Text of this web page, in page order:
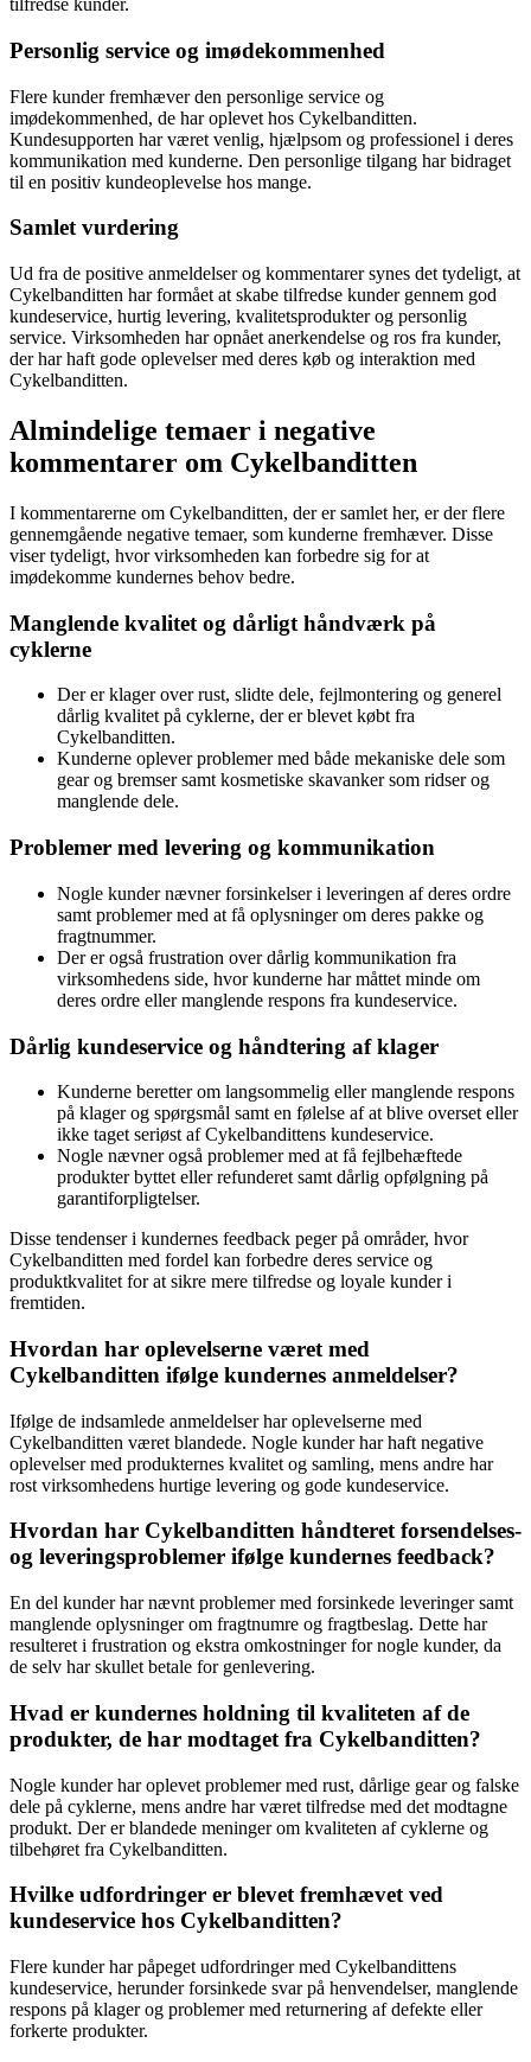
tilfredse kunder.
Personlig service og imødekommenhed
Flere kunder fremhæver den personlige service og
imødekommenhed, de har oplevet hos Cykelbanditten.
Kundesupporten har været venlig, hjælpsom og professionel i deres
kommunikation med kunderne. Den personlige tilgang har bidraget
til en positiv kundeoplevelse hos mange.
Samlet vurdering
Ud fra de positive anmeldelser og kommentarer synes det tydeligt, at
Cykelbanditten har formået at skabe tilfredse kunder gennem god
kundeservice, hurtig levering, kvalitetsprodukter og personlig
service. Virksomheden har opnået anerkendelse og ros fra kunder,
der har haft gode oplevelser med deres køb og interaktion med
Cykelbanditten.
Almindelige temaer i negative
kommentarer om Cykelbanditten
I kommentarerne om Cykelbanditten, der er samlet her, er der flere
gennemgående negative temaer, som kunderne fremhæver. Disse
viser tydeligt, hvor virksomheden kan forbedre sig for at
imødekomme kundernes behov bedre.
Manglende kvalitet og dårligt håndværk på
cyklerne
Der er klager over rust, slidte dele, fejlmontering og generel
dårlig kvalitet på cyklerne, der er blevet købt fra
Cykelbanditten.
Kunderne oplever problemer med både mekaniske dele som
gear og bremser samt kosmetiske skavanker som ridser og
manglende dele.
Problemer med levering og kommunikation
Nogle kunder nævner forsinkelser i leveringen af deres ordre
samt problemer med at få oplysninger om deres pakke og
fragtnummer.
Der er også frustration over dårlig kommunikation fra
virksomhedens side, hvor kunderne har måttet minde om
deres ordre eller manglende respons fra kundeservice.
Dårlig kundeservice og håndtering af klager
Kunderne beretter om langsommelig eller manglende respons
på klager og spørgsmål samt en følelse af at blive overset eller
ikke taget seriøst af Cykelbandittens kundeservice.
Nogle nævner også problemer med at få fejlbehæftede
produkter byttet eller refunderet samt dårlig opfølgning på
garantiforpligtelser.
Disse tendenser i kundernes feedback peger på områder, hvor
Cykelbanditten med fordel kan forbedre deres service og
produktkvalitet for at sikre mere tilfredse og loyale kunder i
fremtiden.
Hvordan har oplevelserne været med
Cykelbanditten ifølge kundernes anmeldelser?
Ifølge de indsamlede anmeldelser har oplevelserne med
Cykelbanditten været blandede. Nogle kunder har haft negative
oplevelser med produkternes kvalitet og samling, mens andre har
rost virksomhedens hurtige levering og gode kundeservice.
Hvordan har Cykelbanditten håndteret forsendelses-
og leveringsproblemer ifølge kundernes feedback?
En del kunder har nævnt problemer med forsinkede leveringer samt
manglende oplysninger om fragtnumre og fragtbeslag. Dette har
resulteret i frustration og ekstra omkostninger for nogle kunder, da
de selv har skullet betale for genlevering.
Hvad er kundernes holdning til kvaliteten af de
produkter, de har modtaget fra Cykelbanditten?
Nogle kunder har oplevet problemer med rust, dårlige gear og falske
dele på cyklerne, mens andre har været tilfredse med det modtagne
produkt. Der er blandede meninger om kvaliteten af cyklerne og
tilbehøret fra Cykelbanditten.
Hvilke udfordringer er blevet fremhævet ved
kundeservice hos Cykelbanditten?
Flere kunder har påpeget udfordringer med Cykelbandittens
kundeservice, herunder forsinkede svar på henvendelser, manglende
respons på klager og problemer med returnering af defekte eller
forkerte produkter.